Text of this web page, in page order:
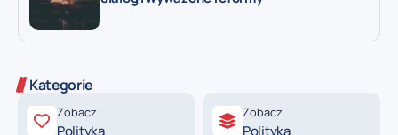
Kategorie
Zobacz
Polityka
Zobacz
Polityka